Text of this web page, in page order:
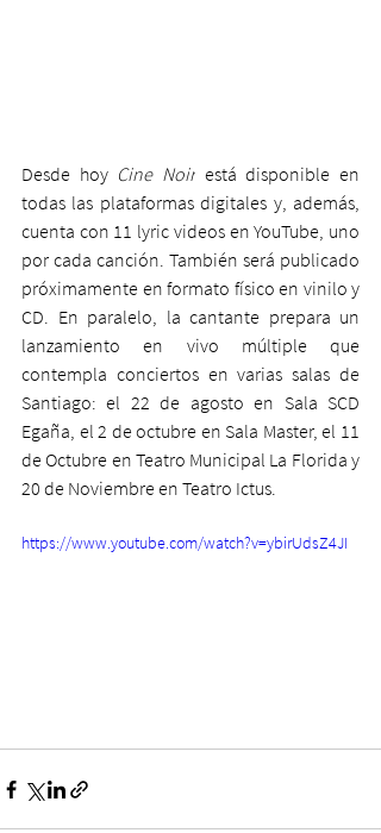
Desde hoy Cine Noir está disponible en
todas las plataformas digitales y, además,
cuenta con 11 lyric videos en YouTube, uno
por cada canción. También será publicado
próximamente en formato físico en vinilo y
CD. En paralelo, la cantante prepara un
lanzamiento en vivo múltiple que
contempla conciertos en varias salas de
Santiago: el 22 de agosto en Sala SCD
Egaña, el 2 de octubre en Sala Master, el 11
de Octubre en Teatro Municipal La Florida y
20 de Noviembre en Teatro Ictus.
https://www.youtube.com/watch?v=ybirUdsZ4JI